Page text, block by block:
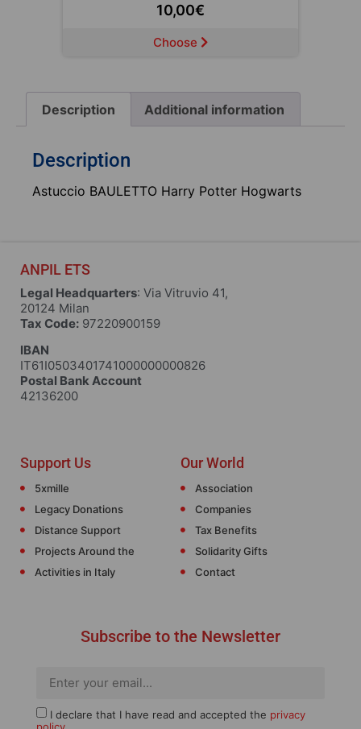
Description Additional information
Description
Astuccio BAULETTO Harry Potter Hogwarts
10,00€
Choose
ANPIL ETS
Legal Headquarters: Via Vitruvio 41,
20124 Milan
Tax Code: 97220900159
IBAN
IT61I0503401741000000000826
Postal Bank Account
42136200
Support Us
5xmille
Legacy Donations
Distance Support
Projects Around the
Activities in Italy
Our World
Association
Companies
Tax Benefits
Solidarity Gifts
Contact
Subscribe to the Newsletter
I declare that I have read and accepted the privacy
policy